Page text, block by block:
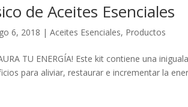
de Aceites Esenciales
6, 2018 |Aceites Esenciales, Productos
TU ENERGÍA! Este kit contiene una
para aliviar, restaurar e incrementar la